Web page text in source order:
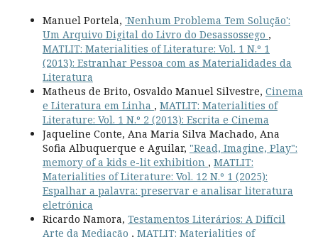
Manuel Portela, 'Nenhum Problema Tem Solução':
Um Arquivo Digital do Livro do Desassossego ,
MATLIT: Materialities of Literature: Vol. 1 N.º 1
(2013): Estranhar Pessoa com as Materialidades da
Literatura
Matheus de Brito, Osvaldo Manuel Silvestre, Cinema
e Literatura em Linha , MATLIT: Materialities of
Literature: Vol. 1 N.º 2 (2013): Escrita e Cinema
Jaqueline Conte, Ana Maria Silva Machado, Ana
Sofia Albuquerque e Aguilar, "Read, Imagine, Play":
memory of a kids e-lit exhibition , MATLIT:
Materialities of Literature: Vol. 12 N.º 1 (2025):
Espalhar a palavra: preservar e analisar literatura
eletrónica
Ricardo Namora, Testamentos Literários: A Difícil
Arte da Mediação , MATLIT: Materialities of